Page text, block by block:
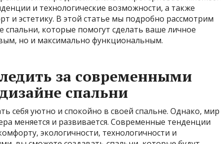
и технологические возможности, а также
и эстетику. В этой статье мы подробно рассмотрим
которые помогут сделать ваше личное
но и максимально функциональным.
за современными
спальни
себя уютно и спокойно в своей спальне. Однако, мир
меняется и развивается. Современные тенденции
экологичности, технологичности и